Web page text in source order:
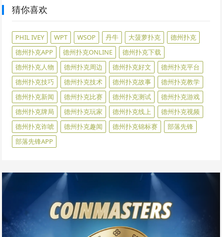
猜你喜欢
PHIL IVEY WPT WSOP 丹牛 大菠萝扑克
德州扑克
德州扑克APP
德州扑克ONLINE
德州扑克下载
德州扑克人物
德州扑克周边 德州扑克好文
德州扑克平台
德州扑克技巧
德州扑克技术 德州扑克故事
德州扑克教学
德州扑克新闻
德州扑克比赛 德州扑克测试
德州扑克游戏
德州扑克牌局
德州扑克玩家 德州扑克线上
德州扑克视频
德州扑克诈唬
德州扑克趣闻 德州扑克锦标赛
部落先锋
部落先锋APP